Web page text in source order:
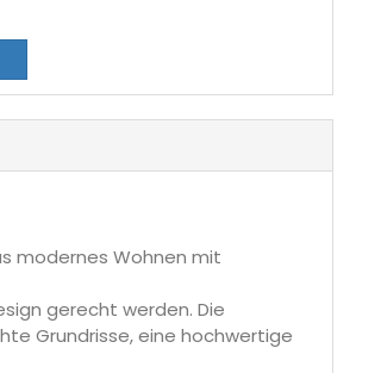
modernes Wohnen mit
gerecht werden. Die
Grundrisse, eine hochwertige